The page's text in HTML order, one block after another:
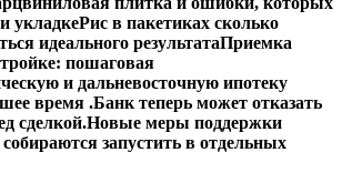
укладкеРис в пакетиках сколько
идеального результатаПриемка
пошаговая
и дальневосточную ипотеку
время .Банк теперь может отказать
сделкой.Новые меры поддержки
запустить в отдельных